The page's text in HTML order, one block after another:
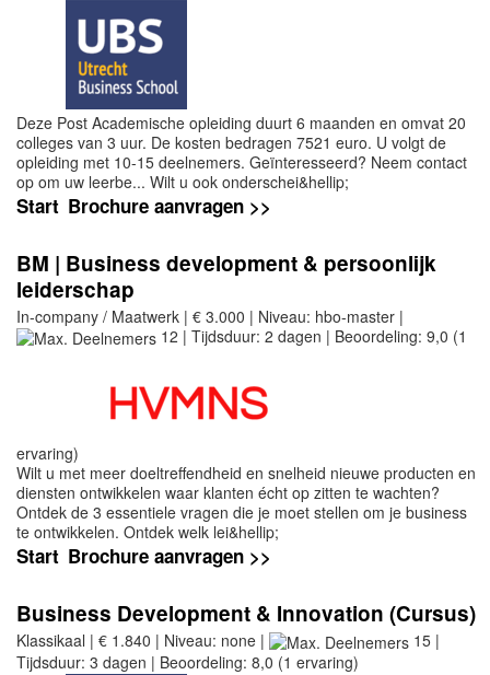
Deze Post Academische opleiding duurt 6 maanden en omvat 20
colleges van 3 uur. De kosten bedragen 7521 euro. U volgt de
opleiding met 10-15 deelnemers. Geïnteresseerd? Neem contact
op om uw leerbe... Wilt u ook onderschei&hellip;
Start Brochure aanvragen >>
BM | Business development & persoonlijk
leiderschap
In-company / Maatwerk | € 3.000 | Niveau: hbo-master |
12 | Tijdsduur: 2 dagen | Beoordeling: 9,0 (1
ervaring)
Wilt u met meer doeltreffendheid en snelheid nieuwe producten en
diensten ontwikkelen waar klanten écht op zitten te wachten?
Ontdek de 3 essentiele vragen die je moet stellen om je business
te ontwikkelen. Ontdek welk lei&hellip;
Start Brochure aanvragen >>
Business Development & Innovation (Cursus)
Klassikaal | € 1.840 | Niveau: none |
15 |
Tijdsduur: 3 dagen | Beoordeling: 8,0 (1 ervaring)